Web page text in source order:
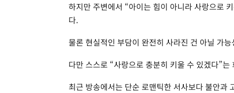
하지만 주변에서 “아이는 힘이 아니라 사랑으로
다.
물론 현실적인 부담이 완전히 사라진 건 아닐 가
다만 스스로 “사랑으로 충분히 키울 수 있겠다”
최근 방송에서는 단순 로맨틱한 서사보다 불안과